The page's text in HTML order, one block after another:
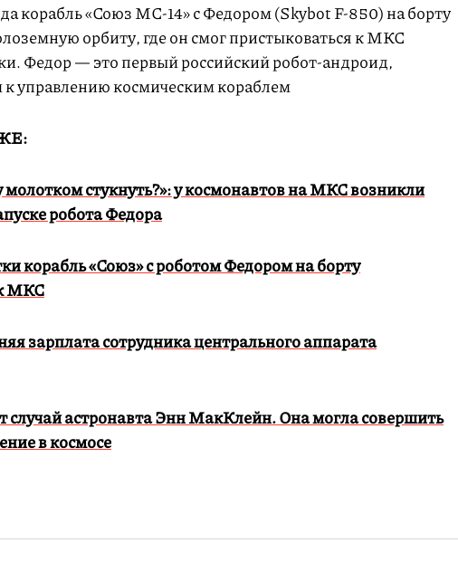
корабль «Союз МС-14» с Федором (Skybot F-850) на борту
орбиту, где он смог пристыковаться к МКС
Федор — это первый российский робот-андроид,
управлению космическим кораблем
стукнуть?»: у космонавтов на МКС возникли
робота Федора
корабль «Союз» с роботом Федором на борту
МКС
зарплата сотрудника центрального аппарата
случай астронавта Энн МакКлейн. Она могла совершить
в космосе